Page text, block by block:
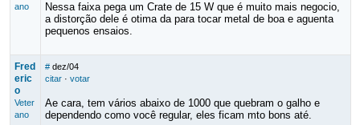
ano
Nessa faixa pega um Crate de 15 W que é muito mais negocio,
a distorção dele é otima da para tocar metal de boa e aguenta
pequenos ensaios.
Fred
eric
o
Veter
ano
# dez/04
citar· votar
Ae cara, tem vários abaixo de 1000 que quebram o galho e
dependendo como você regular, eles ficam mto bons até.